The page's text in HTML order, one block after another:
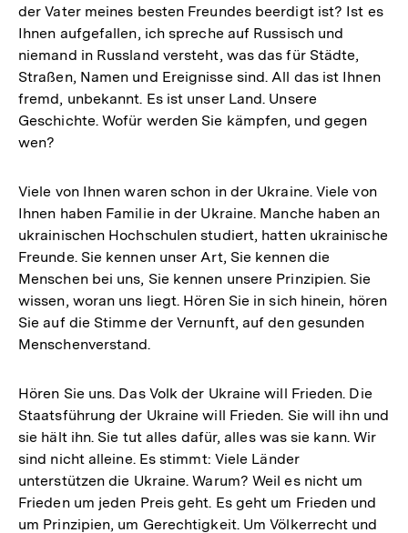
der Vater meines besten Freundes beerdigt ist? Ist es
Ihnen aufgefallen, ich spreche auf Russisch und
niemand in Russland versteht, was das für Städte,
Straßen, Namen und Ereignisse sind. All das ist Ihnen
fremd, unbekannt. Es ist unser Land. Unsere
Geschichte. Wofür werden Sie kämpfen, und gegen
wen?
Viele von Ihnen waren schon in der Ukraine. Viele von
Ihnen haben Familie in der Ukraine. Manche haben an
ukrainischen Hochschulen studiert, hatten ukrainische
Freunde. Sie kennen unser Art, Sie kennen die
Menschen bei uns, Sie kennen unsere Prinzipien. Sie
wissen, woran uns liegt. Hören Sie in sich hinein, hören
Sie auf die Stimme der Vernunft, auf den gesunden
Menschenverstand.
Hören Sie uns. Das Volk der Ukraine will Frieden. Die
Staatsführung der Ukraine will Frieden. Sie will ihn und
sie hält ihn. Sie tut alles dafür, alles was sie kann. Wir
sind nicht alleine. Es stimmt: Viele Länder
unterstützen die Ukraine. Warum? Weil es nicht um
Frieden um jeden Preis geht. Es geht um Frieden und
um Prinzipien, um Gerechtigkeit. Um Völkerrecht und